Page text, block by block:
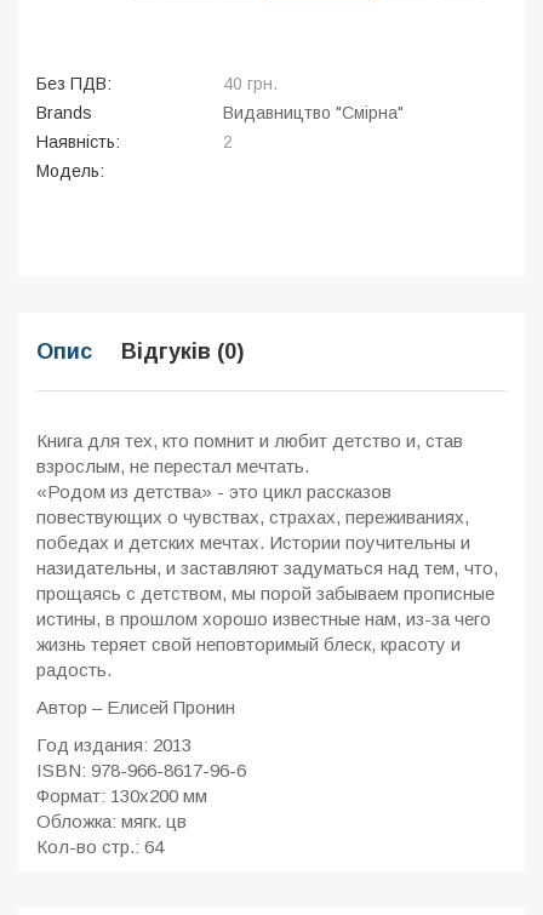
Без ПДВ:
40 грн.
Brands
Видавництво "Смірна"
Наявність:
2
Модель:
Опис Відгуків (0)
Книга для тех, кто помнит и любит детство и, став
взрослым, не перестал мечтать.
«Родом из детства» - это цикл рассказов
повествующих о чувствах, страхах, переживаниях,
победах и детских мечтах. Истории поучительны и
назидательны, и заставляют задуматься над тем, что,
прощаясь с детством, мы порой забываем прописные
истины, в прошлом хорошо известные нам, из-за чего
жизнь теряет свой неповторимый блеск, красоту и
радость.
Автор – Елисей Пронин
Год издания: 2013
ISBN: 978-966-8617-96-6
Формат: 130x200 мм
Обложка: мягк. цв
Кол-во стр.: 64